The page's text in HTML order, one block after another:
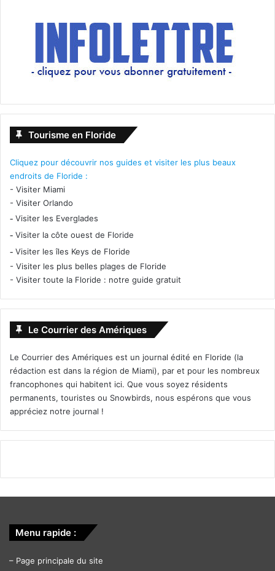
Tourisme en Floride
Cliquez pour découvrir nos guides et visiter les plus beaux
endroits de Floride :
- Visiter Miami
- Visiter Orlando
- Visiter les Everglades
- Visiter la côte ouest de Floride
- Visiter les îles Keys de Floride
- Visiter les plus belles plages de Floride
- Visiter toute la Floride : notre guide gratuit
Le Courrier des Amériques
Le Courrier des Amériques est un journal édité en Floride (la
rédaction est dans la région de Miami), par et pour les nombreux
francophones qui habitent ici. Que vous soyez résidents
permanents, touristes ou Snowbirds, nous espérons que vous
appréciez notre journal !
Menu rapide :
– Page principale du site